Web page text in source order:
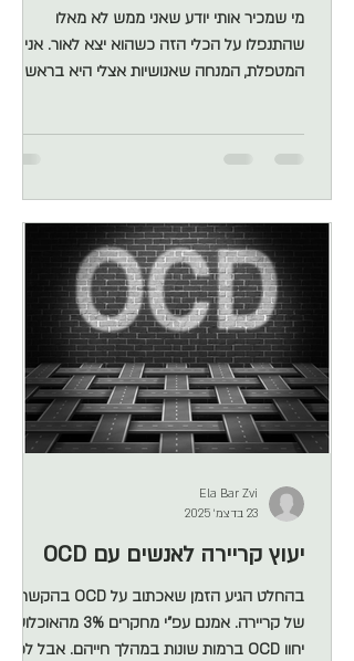
מי שמכיר אותי יודע שאני ממש לא מאלו
שהתנפלו על הכלי הזה כשהוא יצא לאור. אני
המטפלת, המנחה שאנושיות אצלי היא בראש
ביותר, זה הפך להיות קשר אמביוולנטי, לעיתים
מתלהב קלות, לעיתים חשדן. מצד אחד – איזה
כיף שיש מישהו שיכול לעשות את כל מה שאני
לא אוהבת, לסדר לי מלונות שווים, דילים ומתכונים
גמישים לבישול הלא מדויק של
יעוץ קריירה לאנשים עם OCD
בהחלט הגיע הזמן שאכתוב על OCD בהקשר
של קריירה. אמנם עפ"י מחקרים 3% מהאוכלוסיה
יחוו OCD ברמות שונות במהלך חייהם. אבל לפי
Ela Bar Zvi
23 בדצמ׳ 2025